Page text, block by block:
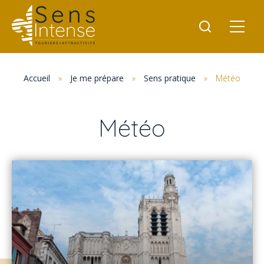
Accueil » Je me prépare » Sens pratique » Météo
Météo